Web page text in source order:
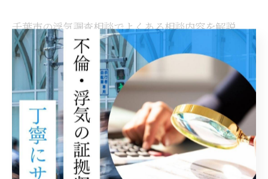
千葉市の浮気調査相談でよくある相談内容を解説
千葉市での浮気調査相談では、パートナーの行動パター
ンの変化や帰宅時間の遅れ、スマートフォンの扱いの変
化などがよく相談されます。その背景には、証拠をどう
集めればよいか分からない、離婚や慰謝料請求のために
どのような準備が必要か不安という理由があります。例
えば、探偵事務所では、事前に対象者の行動傾向を把握
するための情報収集や証拠保全のアドバイスを行い、調
査前の不安を丁寧に解消しています。このようなきめ細